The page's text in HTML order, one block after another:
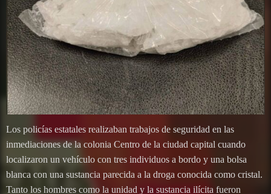
Los policías estatales realizaban trabajos de seguridad en las
inmediaciones de la colonia Centro de la ciudad capital cuando
localizaron un vehículo con tres individuos a bordo y una bolsa
blanca con una sustancia parecida a la droga conocida como cristal.
Tanto los hombres como la unidad y la sustancia ilícita fueron